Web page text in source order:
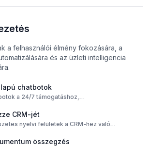
a felhasználói élmény fokozására, a
és az üzleti intelligencia
chatbotok
a 24/7 támogatáshoz,
CRM-jét
nyelvi felületek a CRM-hez való
összegzés